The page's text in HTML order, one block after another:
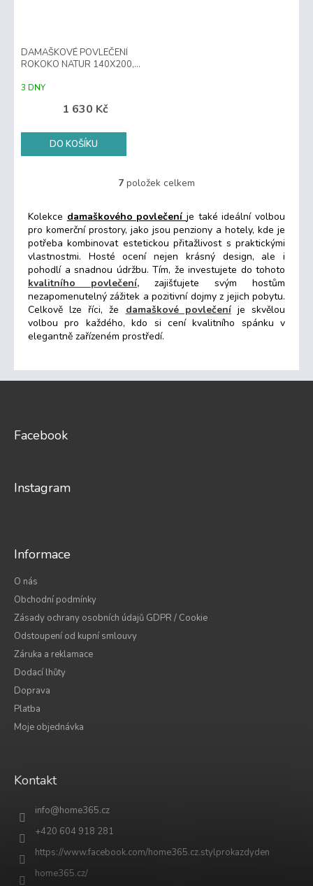
DAMAŠKOVÉ POVLEČENÍ
ROKOKO NATUR 140X200,
3 DNY
1 630 Kč
DO KOŠÍKU
O
l
á
d
a
c
í
p
r
v
k
ý
7 položek celkem
Kolekce damaškového povlečeníje také ideální volbou
pro komerční prostory, jako jsou penziony a hotely, kde je
potřeba kombinovat estetickou přitažlivost s praktickými
vlastnostmi. Hosté ocení nejen krásný design, ale i
pohodlí a snadnou údržbu. Tím, že investujete do tohoto
kvalitního povlečení, zajišťujete svým hostům
nezapomenutelný zážitek a pozitivní dojmy z jejich pobytu.
Celkově lze říci, že damaškové povlečeníje skvělou
volbou pro každého, kdo si cení kvalitního spánku v
elegantně zařízeném prostředí.
Z
Facebook
Instagram
Informace
O nás
Obchodní podmínky
Zásady ochrany osobních údajů GDPR / Cookie
Odstoupení od kupní smlouvy
Záruka a reklamace
Dodací lhůty
Doprava
Platba
Moje objednávka
Kontakt
info@home365.cz
+420 604 918 281
https://www.facebook.com/home365.cz.stylprokazdyden
home365.cz/